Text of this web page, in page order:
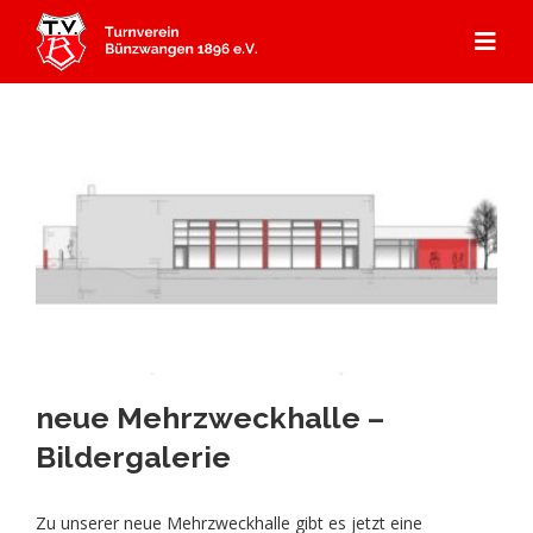
Inhalt
springen
Angebot
Abteilungen
Badminton
Gerätturnen
Mitgliedschaft
Über Uns
neue Mehrzweckhalle –
Bildergalerie
Zu unserer neue Mehrzweckhalle gibt es jetzt eine